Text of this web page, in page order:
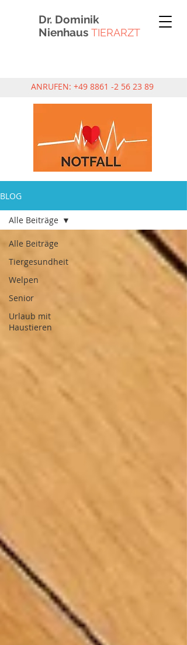
Dr. Dominik
Nienhaus TIERARZT
ANRUFEN: +49 8861 -2 56 23 89
BLOG
Alle Beiträge
Tiergesundheit
Welpen
Senior
Urlaub mit
Haustieren
Alle Beiträge